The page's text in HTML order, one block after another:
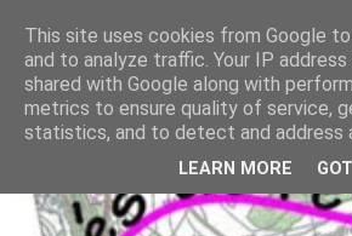
This site uses cookies from Google
and to analyze traffic. Your IP
shared with Google along with
metrics to ensure quality of service,
statistics, and to detect and address
LEARN MORE